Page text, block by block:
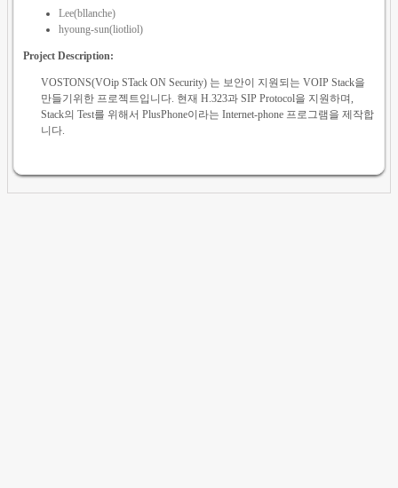
Lee(bllanche)
hyoung-sun(liotliol)
Project Description:
VOSTONS(VOip STack ON Security) 는 보안이 지원되는 VOIP Stack을
만들기위한 프로젝트입니다. 현재 H.323과 SIP Protocol을 지원하며,
Stack의 Test를 위해서 PlusPhone이라는 Internet-phone 프로그램을 제작합
니다.